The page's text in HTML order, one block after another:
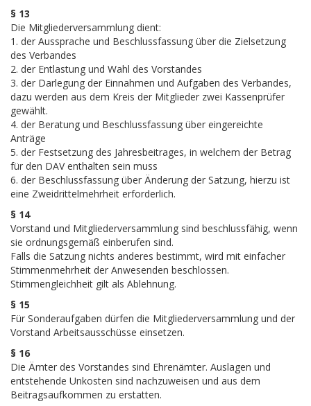
§ 13
Die Mitgliederversammlung dient:
1. der Aussprache und Beschlussfassung über die Zielsetzung
des Verbandes
2. der Entlastung und Wahl des Vorstandes
3. der Darlegung der Einnahmen und Aufgaben des Verbandes,
dazu werden aus dem Kreis der Mitglieder zwei Kassenprüfer
gewählt.
4. der Beratung und Beschlussfassung über eingereichte
Anträge
5. der Festsetzung des Jahresbeitrages, in welchem der Betrag
für den DAV enthalten sein muss
6. der Beschlussfassung über Änderung der Satzung, hierzu ist
eine Zweidrittelmehrheit erforderlich.
§ 14
Vorstand und Mitgliederversammlung sind beschlussfähig, wenn
sie ordnungsgemäß einberufen sind.
Falls die Satzung nichts anderes bestimmt, wird mit einfacher
Stimmenmehrheit der Anwesenden beschlossen.
Stimmengleichheit gilt als Ablehnung.
§ 15
Für Sonderaufgaben dürfen die Mitgliederversammlung und der
Vorstand Arbeitsausschüsse einsetzen.
§ 16
Die Ämter des Vorstandes sind Ehrenämter. Auslagen und
entstehende Unkosten sind nachzuweisen und aus dem
Beitragsaufkommen zu erstatten.